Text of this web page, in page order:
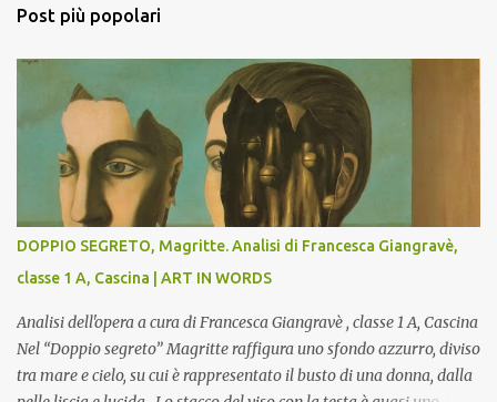
Post più popolari
DOPPIO SEGRETO, Magritte. Analisi di Francesca Giangravè,
classe 1 A, Cascina | ART IN WORDS
Analisi dell'opera a cura di Francesca Giangravè , classe 1 A, Cascina
Nel “Doppio segreto” Magritte raffigura uno sfondo azzurro, diviso
tra mare e cielo, su cui è rappresentato il busto di una donna, dalla